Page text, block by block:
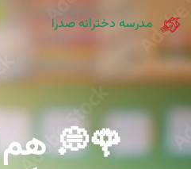
مدرسه دخترانه صدرا
🌹💭